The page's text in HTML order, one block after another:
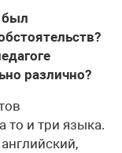
был
различно?
то и три языка.